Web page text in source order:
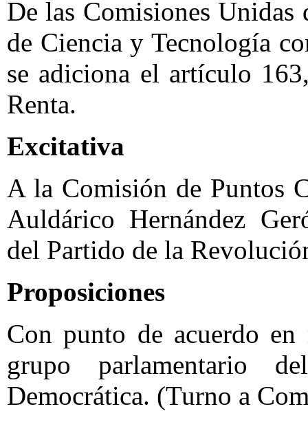
De las Comisiones
de Ciencia y Tecnología
se adiciona el artículo
Renta.
Excitativa
A la Comisión de Puntos
Auldárico Hernández
del Partido de la
Proposiciones
Con punto de acuerdo
grupo parlamentario
Democrática. (Turno a